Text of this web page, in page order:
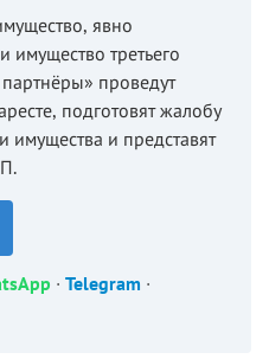
явно
имущество третьего
проведут
подготовят жалобу
и представят
· Telegram ·